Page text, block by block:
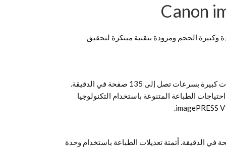
Canon
وكبيرة الحجم ومزودة بتقنية مبتكرة لتحقيق
عزز الإنتاجية والكفاءة من خلال الطباعة بكميات كبيرة بسرعات تصل إلى 135 صفحة في الدقيقة.
الطباعة المتنوعة باستخدام التكنولوجيا
من خلال الطباعة بسرعة 135 صفحة في الدقيقة. أتمتة تعديلات الطباعة باستخدام وحدة